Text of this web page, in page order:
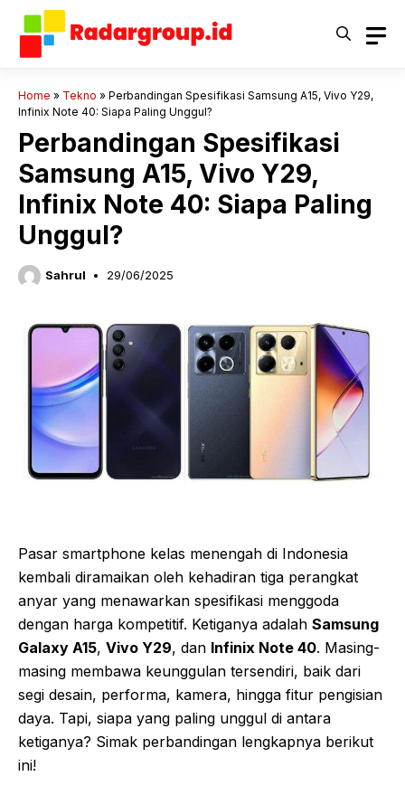
Langsung
Home » Tekno » Perbandingan Spesifikasi Samsung A15, Vivo Y29,
Infinix Note 40: Siapa Paling Unggul?
Perbandingan Spesifikasi
Samsung A15, Vivo Y29,
Infinix Note 40: Siapa Paling
Unggul?
Sahrul 29/06/2025
Pasar smartphone kelas menengah di Indonesia
kembali diramaikan oleh kehadiran tiga perangkat
anyar yang menawarkan spesifikasi menggoda
dengan harga kompetitif. Ketiganya adalah Samsung
Galaxy A15, Vivo Y29, dan Infinix Note 40. Masing-
masing membawa keunggulan tersendiri, baik dari
segi desain, performa, kamera, hingga fitur pengisian
daya. Tapi, siapa yang paling unggul di antara
ketiganya? Simak perbandingan lengkapnya berikut
ini!